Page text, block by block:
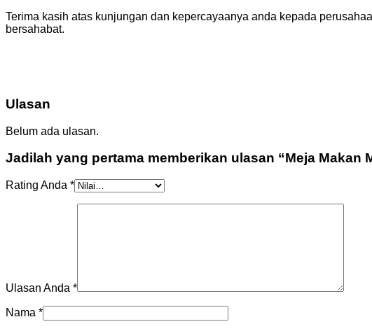
Terima kasih atas kunjungan dan kepercayaanya anda kepada
bersahabat.
Ulasan
Belum ada ulasan.
Jadilah yang pertama memberikan ulasan “Meja Makan
Rating Anda *
Ulasan Anda *
Nama *